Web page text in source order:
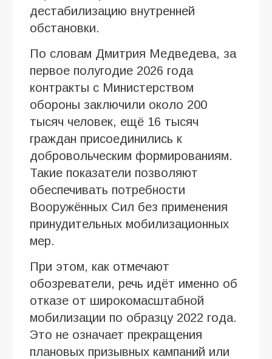
дестабилизацию внутренней
обстановки.
По словам Дмитрия Медведева, за
первое полугодие 2026 года
контракты с Министерством
обороны заключили около 200
тысяч человек, ещё 16 тысяч
граждан присоединились к
добровольческим формированиям.
Такие показатели позволяют
обеспечивать потребности
Вооружённых Сил без применения
принудительных мобилизационных
мер.
При этом, как отмечают
обозреватели, речь идёт именно об
отказе от широкомасштабной
мобилизации по образцу 2022 года.
Это не означает прекращения
плановых призывных кампаний или